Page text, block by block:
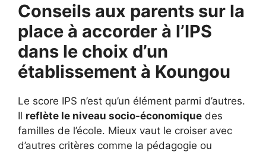
Conseils aux parents sur la
place à accorder à l’IPS
dans le choix d’un
établissement à Koungou
Le score IPS n’est qu’un élément parmi d’autres.
Il reflète le niveau socio-économique des
familles de l’école. Mieux vaut le croiser avec
d’autres critères comme la pédagogie ou